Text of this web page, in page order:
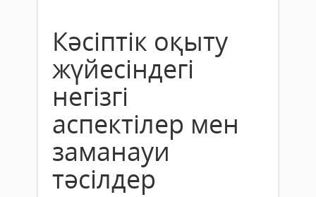
Кәсіптік оқыту
жүйесіндегі
негізгі
аспектілер мен
заманауи
тәсілдер